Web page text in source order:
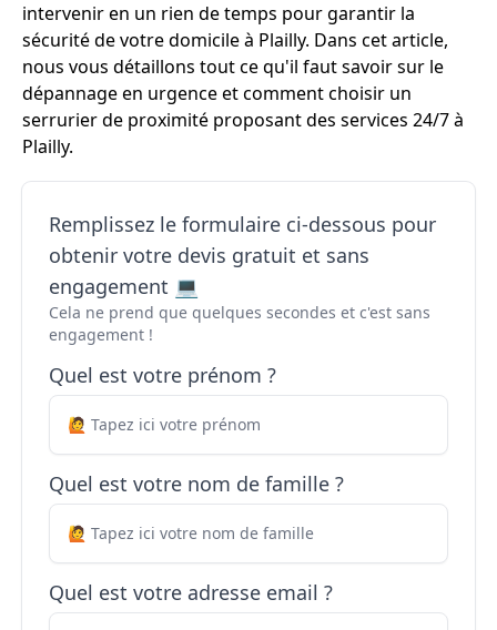
intervenir en un rien de temps pour garantir la
sécurité de votre domicile à Plailly. Dans cet article,
nous vous détaillons tout ce qu'il faut savoir sur le
dépannage en urgence et comment choisir un
serrurier de proximité proposant des services 24/7 à
Plailly.
Remplissez le formulaire ci-dessous pour
obtenir votre devis gratuit et sans
engagement 💻
Cela ne prend que quelques secondes et c'est sans
engagement !
Quel est votre prénom ?
Quel est votre nom de famille ?
Quel est votre adresse email ?